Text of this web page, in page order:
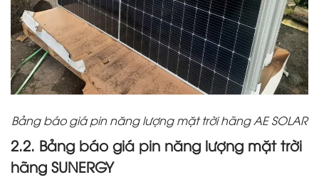
Bảng báo giá pin năng lượng mặt trời hãng AE SOLAR
2.2. Bảng báo giá pin năng lượng mặt trời
hãng SUNERGY